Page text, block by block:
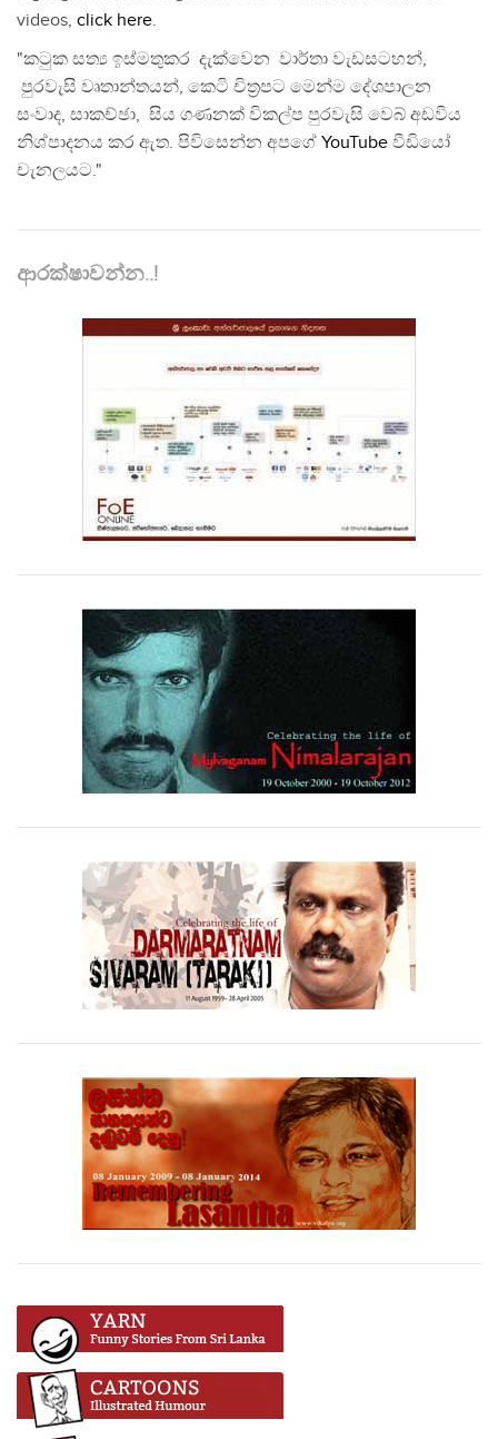
videos, click here.
"කටුක සත්‍ය ඉස්මතුකර දැක්වෙන වාර්තා වැඩසටහන්,
පුරවැසි වෘතාන්තයන්, කෙටි චිත්‍රපට මෙන්ම දේශපාලන
සංවාද, සාකච්ඡා, සිය ගණනක් විකල්ප පුරවැසි වෙබ් අඩවිය
නිශ්පාදනය කර ඇත. පිවිසෙන්න අපගේ YouTube වීඩියෝ
චැනලයට."
ආරක්ෂාවන්න..!